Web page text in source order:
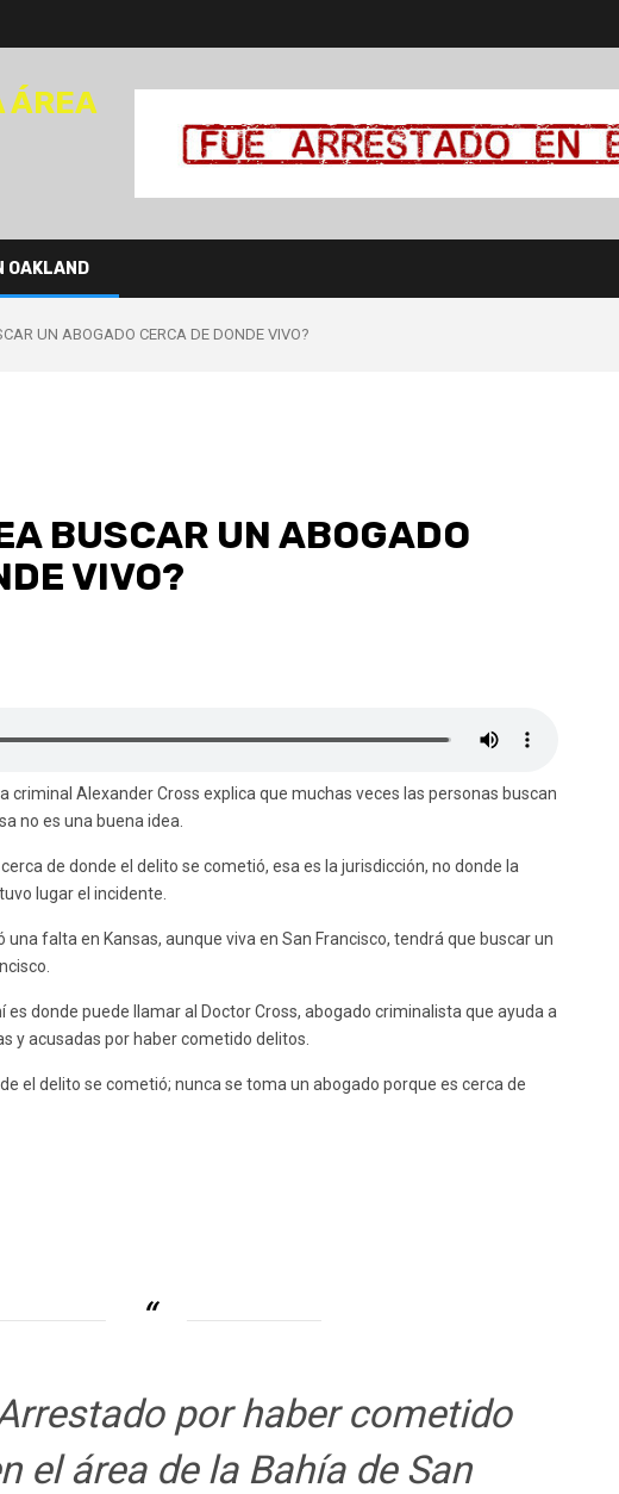
ÁREA
OAKLAND
UN ABOGADO CERCA DE DONDE VIVO?
BUSCAR UN ABOGADO
VIVO?
criminal Alexander Cross explica que muchas veces las personas buscan
no es una buena idea.
de donde el delito se cometió, esa es la jurisdicción, no donde la
lugar el incidente.
falta en Kansas, aunque viva en San Francisco, tendrá que buscar un
donde puede llamar al Doctor Cross, abogado criminalista que ayuda a
y acusadas por haber cometido delitos.
el delito se cometió; nunca se toma un abogado porque es cerca de
por haber cometido
el área de la Bahía de San